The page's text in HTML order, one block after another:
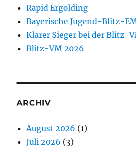
Rapid Ergolding
Bayerische Jugend-Blitz-
Klarer Sieger bei der Blitz-
Blitz-VM 2026
ARCHIV
August 2026 (1)
Juli 2026 (3)